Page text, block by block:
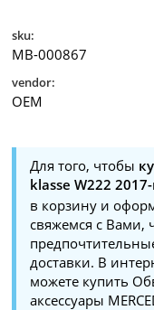
sku:
MB-000867
vendor:
OEM
Для того, чтобы
klasse W222
в корзину и
свяжемся с Вами,
доставки. В
можете купить
аксессуары